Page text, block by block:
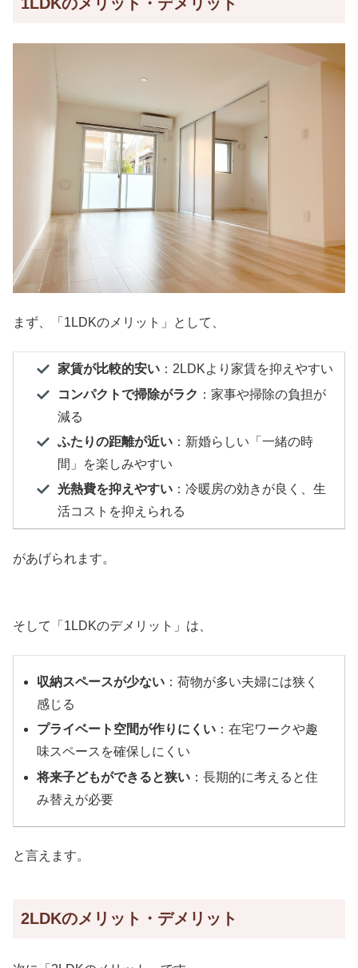
まず、「1LDKのメリット」として、
家賃が比較的安い：2LDKより家賃を抑えやすい
コンパクトで掃除がラク ：家事や掃除の負担が
減る
ふたりの距離が近い：新婚らしい「一緒の時
間」を楽しみやすい
光熱費を抑えやすい：冷暖房の効きが良く、生
活コストを抑えられる
があげられます。
そして「1LDKのデメリット」は、
収納スペースが少ない ：荷物が多い夫婦には狭く
感じる
プライベート空間が作りにくい ：在宅ワークや趣
味スペースを確保しにくい
将来子どもができると狭い ：長期的に考えると住
み替えが必要
と言えます。
2LDKのメリット・デメリット